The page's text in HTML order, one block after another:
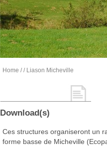
Home // Liason Micheville
Download(s)
Ces structures organiseront un
forme basse de Micheville